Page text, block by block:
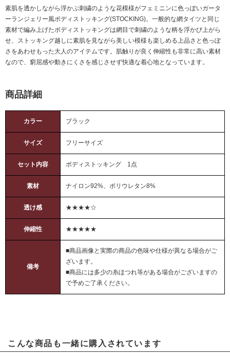
素肌を透かしながら浮かぶ刺繍のような花模様がフェミニンに色っぽいガータ
ーランジェリー風ボディストッキング(STOCKING)。一般的な網タイツと同じ
素材で編み上げたボディストッキングは網目で刺繍のような柄を浮かび上がら
せ、ストッキング越しに素肌を見ながら美しい模様も楽しめる上品さと色っぽ
さをあわせもった大人のアイテムです。肌触りが良く伸縮性も非常に高い素材
なので、窮屈感や動きにくさを感じさせず快適な着心地となっています。
商品詳細
カラー ブラック
サイズ フリーサイズ
セット内容 ボディストッキング 1点
素材 ナイロン92%、ポリウレタン8%
透け感 ★★★★☆
伸縮性 ★★★★★
備考
■商品画像と実際の商品の色味や仕様が異なる場合がご
ざいます。
■商品には多少の糸ほつれ等がある場合がございますの
で予めご了承ください。
こんな商品も一緒に購入されています